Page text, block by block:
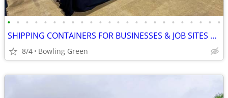
• • • • • • • • • • • • • • • • • • • • • • • •
SHIPPING CONTAINERS FOR BUSINESSES & JOB SITES 502-281-0418
8/4 Bowling Green